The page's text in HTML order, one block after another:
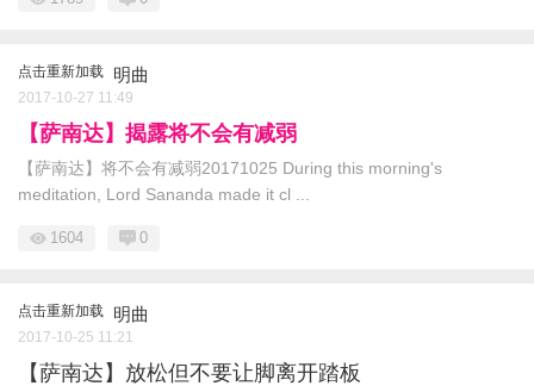
点击重新加载 明曲
2017-10-27 11:49
【萨南达】揭露将不会有减弱
【萨南达】将不会有减弱20171025 During this morning's
meditation, Lord Sananda made it cl ...
1604 0
点击重新加载 明曲
2017-10-25 11:21
【萨南达】放松但不要让脚离开踏板